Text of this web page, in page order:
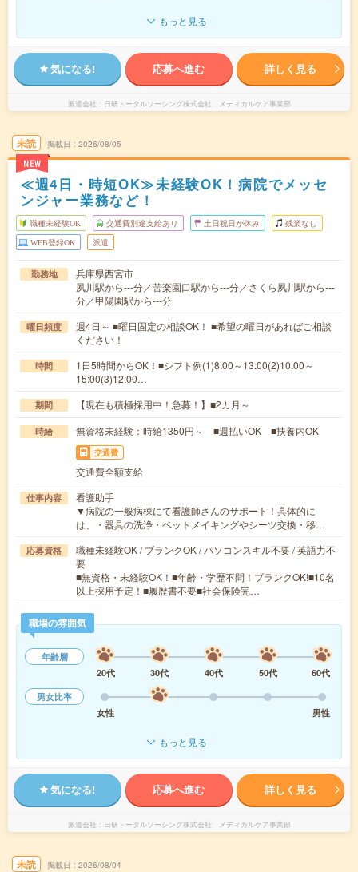
もっと見る
気になる! 応募へ進む 詳しく見る
派遣会社 日研トータルソーシング株式会社 メディカルケア事業部
未読
NEW
掲載日 2026/08/05
≪週4日・時短OK≫未経験OK！病院でメッセ
ンジャー業務など！
職種未経験OK 交通費別途支給あり 土日祝日が休み 残業なし
WEB登録OK 派遣
勤務地
兵庫県西宮市
夙川駅から---分／苦楽園口駅から---分／さくら夙川駅から---
分／甲陽園駅から---分
曜日頻度
週4日～ ■曜日固定の相談OK！ ■希望の曜日があればご相談
ください！
時間
1日5時間からOK！■シフト例(1)8:00～13:00(2)10:00～
15:00(3)12:00…
期間 【現在も積極採用中！急募！】■2カ月～
時給 無資格未経験：時給1350円～ ■週払いOK ■扶養内OK
交通費
交通費全額支給
仕事内容
看護助手
▼病院の一般病棟にて看護師さんのサポート！具体的に
は、・器具の洗浄・ベットメイキングやシーツ交換・移…
応募資格
職種未経験OK / ブランクOK / パソコンスキル不要 / 英語力不
要
■無資格・未経験OK！■年齢・学歴不問！ブランクOK!■10名
以上採用予定！■履歴書不要■社会保険完…
職場の雰囲気
年齢層
20代
30代 40代 50代
60代
男女比率
女性
男性
もっと見る
気になる! 応募へ進む 詳しく見る
派遣会社 日研トータルソーシング株式会社 メディカルケア事業部
未読 掲載日 2026/08/04